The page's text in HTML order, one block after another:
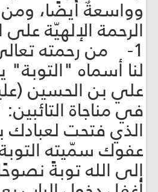
وواسعةٌ أيضًا،
الرحمة الإلهيّة
1- من رحمته
لنا أسماه "التوبة"
علي بن الحسين
في مناجاة
الذي فتحت لعبادك
عفوك سمّيته
إلى الله توبةً